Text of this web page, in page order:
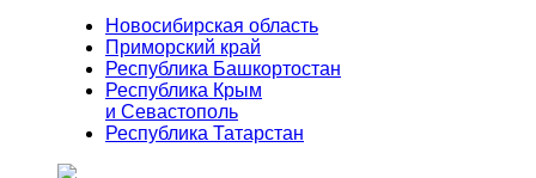
Новосибирская область
Приморский край
Республика Башкортостан
Республика Крым
и Севастополь
Республика Татарстан